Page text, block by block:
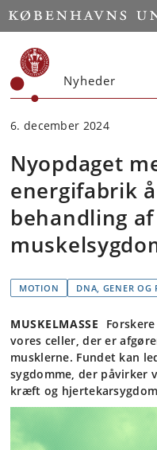
Start
Nyheder
6. december 2024
Nyopdaget
energifabrik
behandling af
MOTION DNA, GENER OG
MUSKELMASSE
vores celler, der er
musklerne. Fundet kan
sygdomme, der påvirker
kræft og